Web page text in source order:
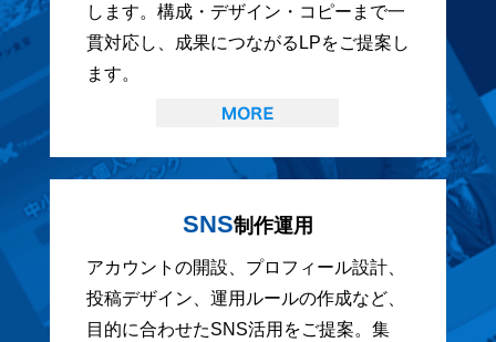
します。構成・デザイン・コピーまで一
貫対応し、成果につながるLPをご提案し
ます。
SNS制作運用
アカウントの開設、プロフィール設計、
投稿デザイン、運用ルールの作成など、
目的に合わせたSNS活用をご提案。集